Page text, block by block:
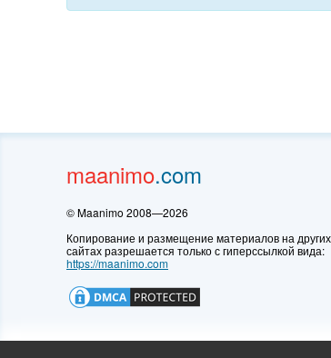
© Maanimo 2008—2026
https://maanimo.com